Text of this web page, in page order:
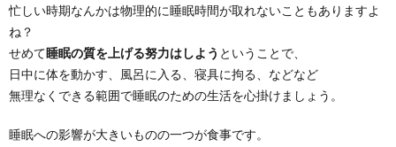
忙しい時期なんかは物理的に睡眠時間が取れないこともありますよ
ね？
せめて睡眠の質を上げる努力はしよう ということで、
日中に体を動かす、風呂に入る、寝具に拘る、などなど
無理なくできる範囲で睡眠のための生活を心掛けましょう。
睡眠への影響が大きいものの一つが食事です。